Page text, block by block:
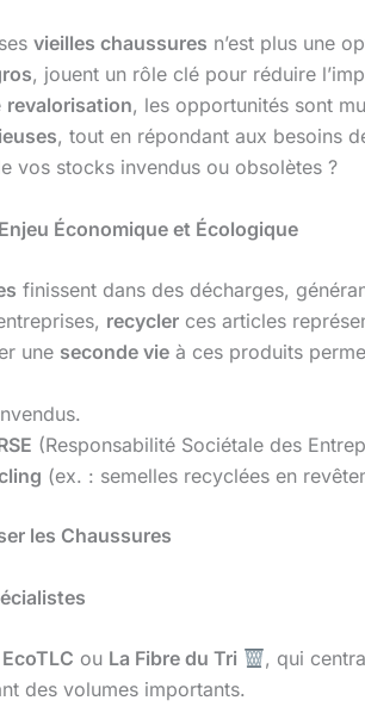
vieilles chaussures n’est plus une
, jouent un rôle clé pour réduire
revalorisation, les opportunités sont
, tout en répondant aux besoins
vos stocks invendus ou obsolètes ?
Économique et Écologique
finissent dans des décharges,
recycler ces articles
une seconde vie à ces produits
(Responsabilité Sociétale des
(ex. : semelles recyclées en
les Chaussures
EcoTLC ou La Fibre du Tri , qui
des volumes importants.